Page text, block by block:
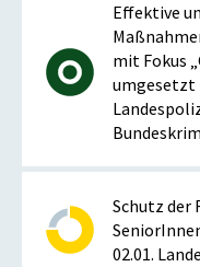
Effektive
mit Fokus
umgesetzt
Schutz der
02.01.